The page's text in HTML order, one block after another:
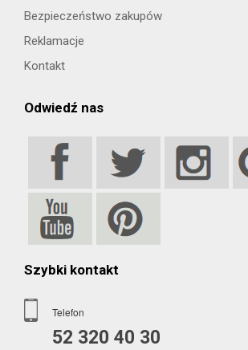
Bezpieczeństwo zakupów
Reklamacje
Kontakt
Odwiedź nas
Szybki kontakt
Telefon
52 320 40 30